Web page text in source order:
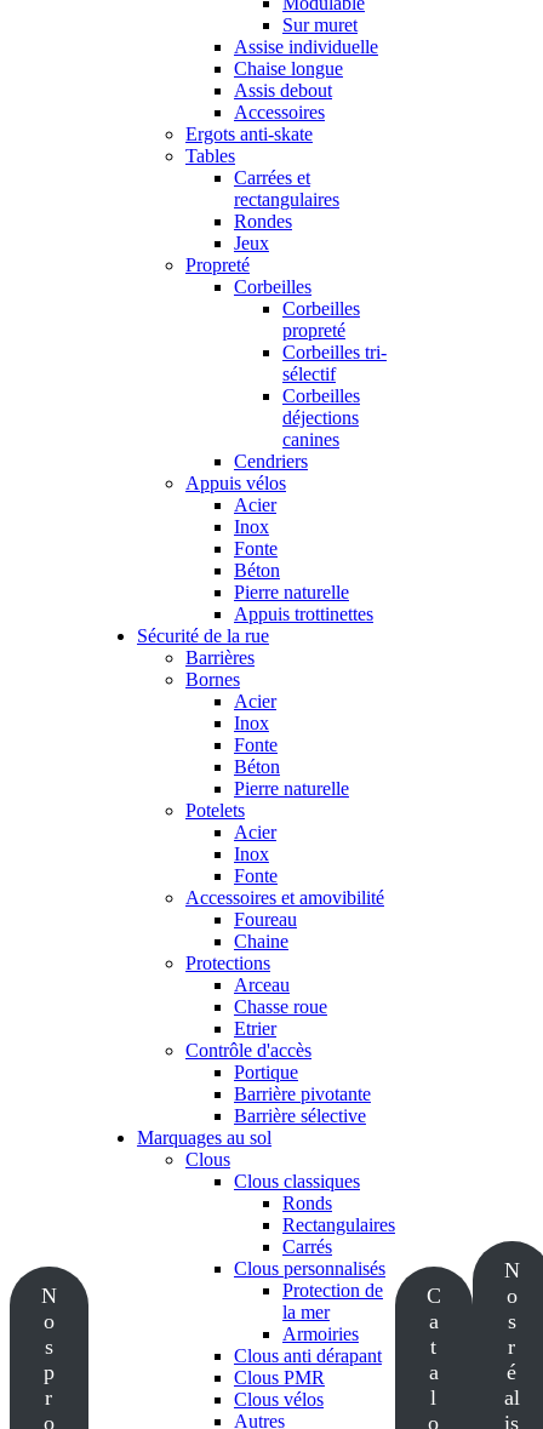
N
o
s
p
r
o
Sur muret
Assise individuelle
Chaise longue
Assis debout
Accessoires
Ergots anti-skate
Tables
Carrées et
rectangulaires
Rondes
Jeux
Propreté
Corbeilles
Corbeilles
propreté
Corbeilles tri-
sélectif
Corbeilles
déjections
canines
Cendriers
Appuis vélos
Acier
Inox
Fonte
Béton
Pierre naturelle
Appuis trottinettes
Sécurité de la rue
Barrières
Bornes
Acier
Inox
Fonte
Béton
Pierre naturelle
Potelets
Acier
Inox
Fonte
Accessoires et amovibilité
Foureau
Chaine
Protections
Arceau
Chasse roue
Etrier
Contrôle d'accès
Portique
Barrière pivotante
Barrière sélective
Marquages au sol
Clous
Clous classiques
Ronds
Rectangulaires
Carrés
Clous personnalisés
Protection de
la mer
Armoiries
Clous anti dérapant
Clous PMR
Clous vélos
Autres
C
a
t
a
l
o
N
o
s
r
é
al
is